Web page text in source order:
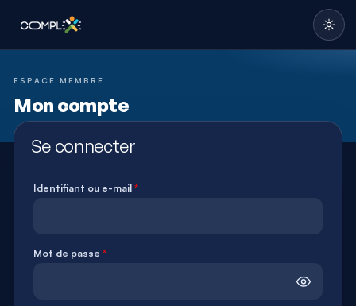
ESPACE MEMBRE
Mon compte
Se connecter
Identifiant ou e-mail *
Mot de passe *